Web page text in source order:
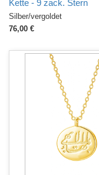
Kette - 9 zack. Stern
Silber/vergoldet
76,00 €